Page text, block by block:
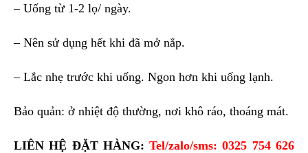
– Uống từ 1-2 lọ/ ngày.
– Nên sử dụng hết khi đã mở nắp.
– Lắc nhẹ trước khi uống. Ngon hơn khi uống lạnh.
Bảo quản: ở nhiệt độ thường, nơi khô ráo, thoáng mát.
LIÊN HỆ ĐẶT HÀNG: Tel/zalo/sms: 0325 754 626